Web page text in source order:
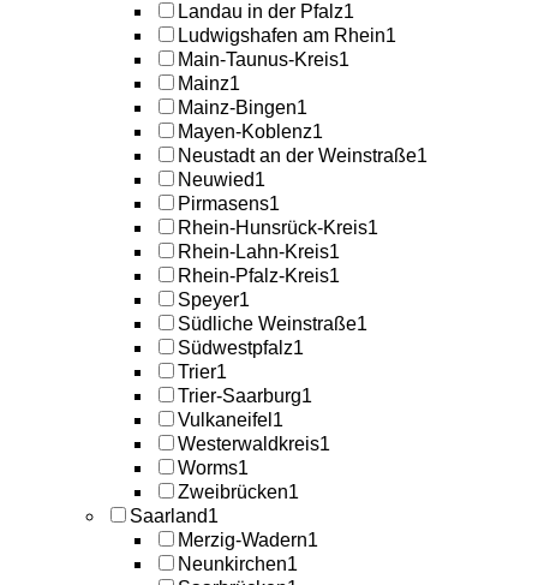
Landau in der Pfalz1
Ludwigshafen am Rhein1
Main-Taunus-Kreis1
Mainz1
Mainz-Bingen1
Mayen-Koblenz1
Neustadt an der Weinstraße1
Neuwied1
Pirmasens1
Rhein-Hunsrück-Kreis1
Rhein-Lahn-Kreis1
Rhein-Pfalz-Kreis1
Speyer1
Südliche Weinstraße1
Südwestpfalz1
Trier1
Trier-Saarburg1
Vulkaneifel 1
Westerwaldkreis1
Worms1
Zweibrücken1
Saarland1
Merzig-Wadern1
Neunkirchen1